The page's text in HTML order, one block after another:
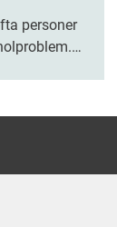
personer